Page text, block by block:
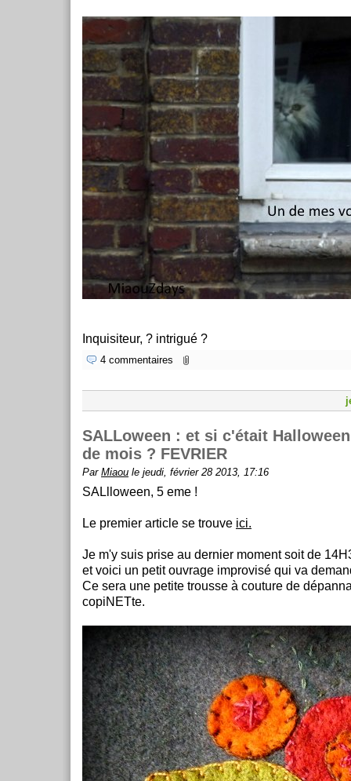
Inquisiteur, ? intrigué ?
4 commentaires
SALLoween : et si c'était
de mois ? FEVRIER
Par Miaou le jeudi, février 28 2013, 17:16
SALlloween, 5 eme !
Le premier article se trouve ici.
Je m'y suis prise au dernier moment soit de
et voici un petit ouvrage improvisé qui va
Ce sera une petite trousse à couture de
copiNETte.